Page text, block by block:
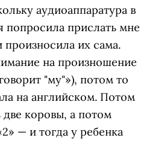
аудиоаппаратура в
попросила прислать мне
произносила их сама.
на произношение
"му"»), потом то
на английском. Потом
коровы, а потом
— и тогда у ребенка